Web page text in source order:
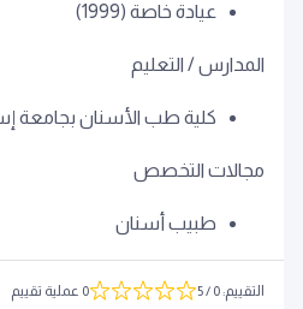
عيادة خاصة (1999)
المدارس / التعليم
كلية طب الأسنان بجامعة
مجالات التخصص
طبيب أسنان
التقييم:
0
/ 5 0 عملية تقييم